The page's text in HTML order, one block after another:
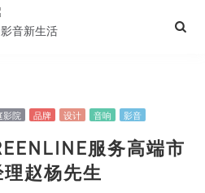
影院 品牌 设计 音响 影音
服务高端市
赵杨先生